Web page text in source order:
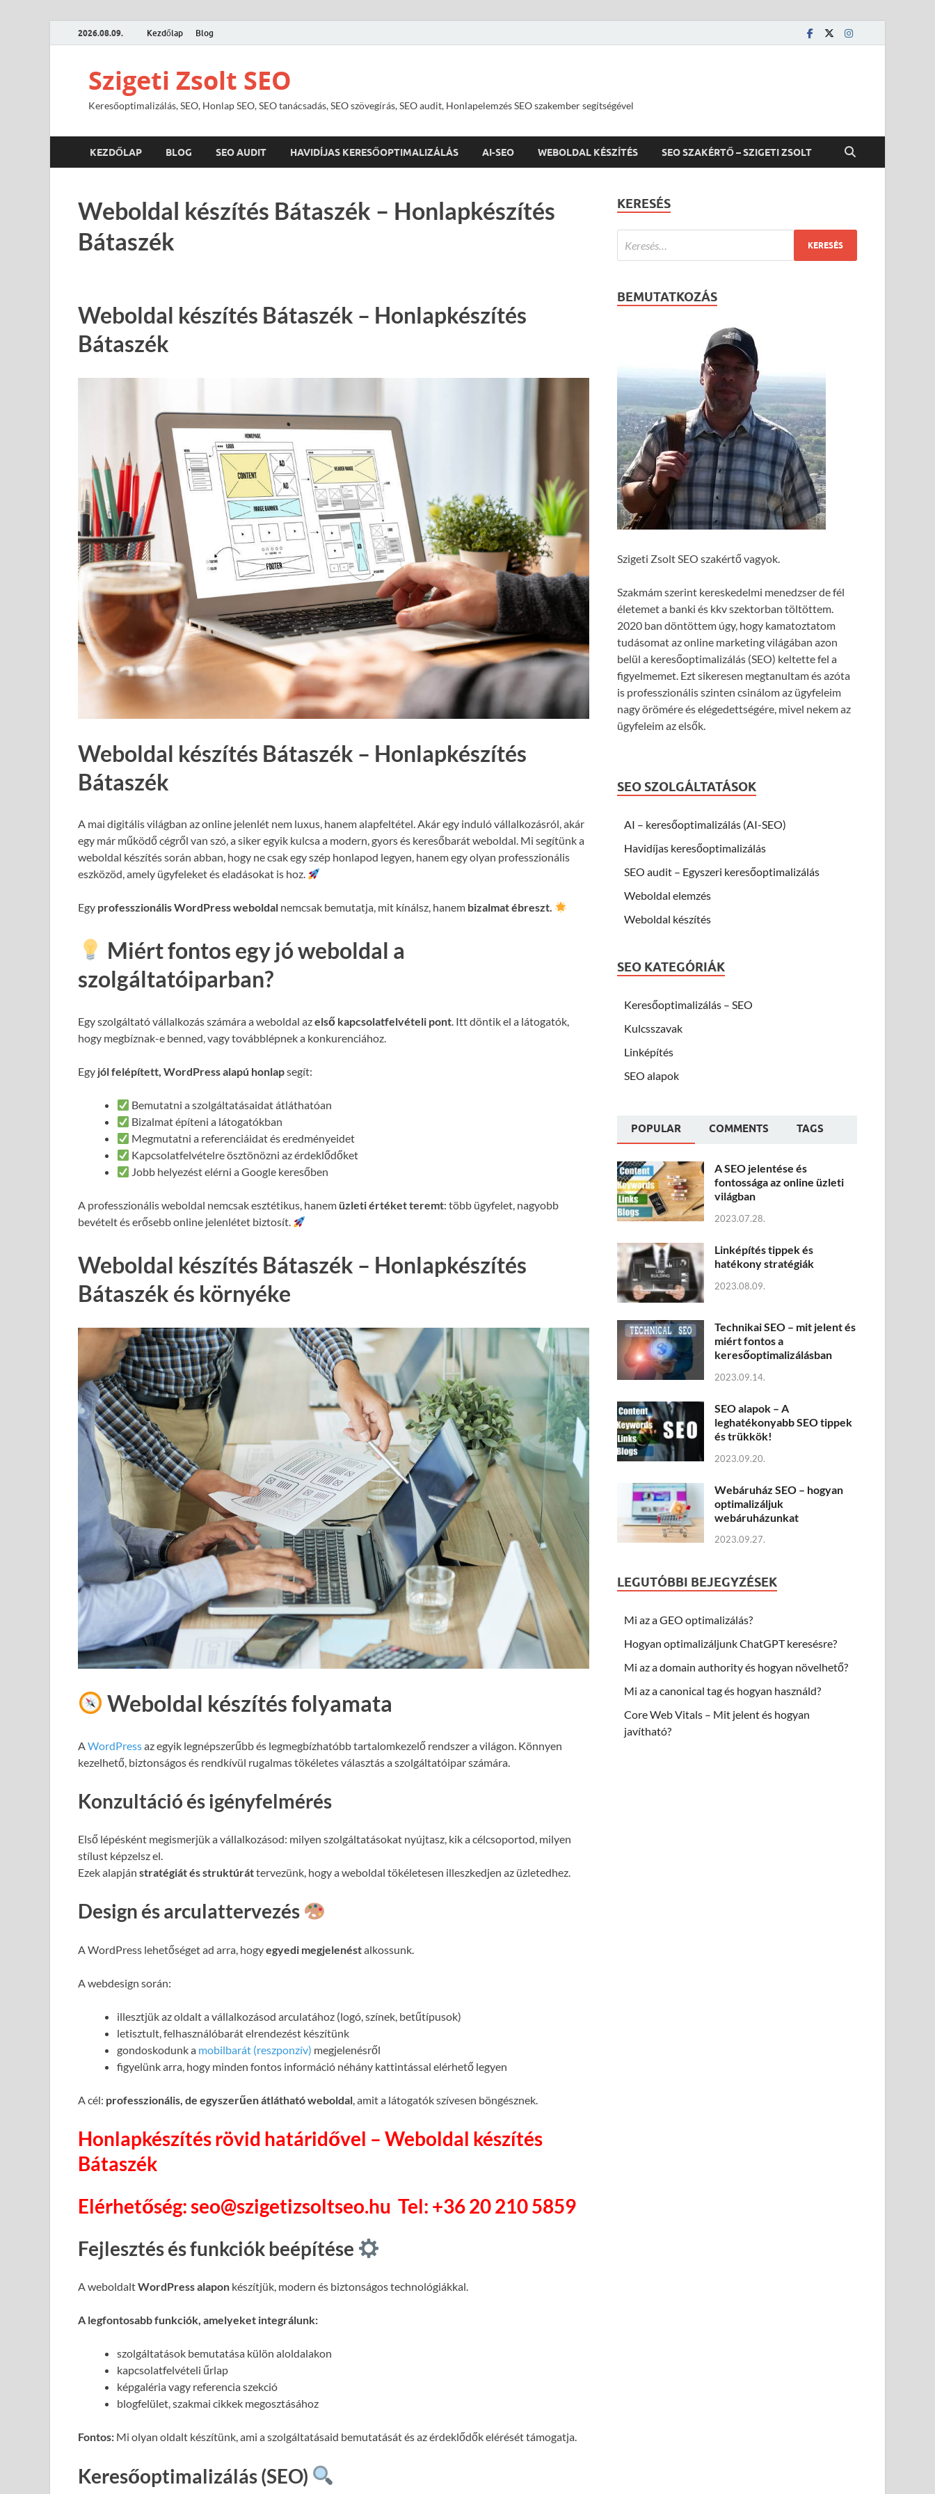
2026.08.09. Kezdőlap Blog
Szigeti Zsolt SEO
Keresőoptimalizálás, SEO, Honlap SEO, SEO tanácsadás, SEO szövegírás, SEO audit, Honlapelemzés SEO szakember segítségével
KEZDŐLAP BLOG SEO AUDIT HAVIDÍJAS KERESŐOPTIMALIZÁLÁS AI-SEO WEBOLDAL KÉSZÍTÉS SEO SZAKÉRTŐ – SZIGETI ZSOLT
Weboldal készítés Bátaszék – Honlapkészítés
Bátaszék
Weboldal készítés Bátaszék – Honlapkészítés
Bátaszék
Weboldal készítés Bátaszék – Honlapkészítés
Bátaszék
A mai digitális világban az online jelenlét nem luxus, hanem alapfeltétel. Akár egy induló vállalkozásról, akár
egy már működő cégről van szó, a siker egyik kulcsa a modern, gyors és keresőbarát weboldal. Mi segítünk a
weboldal készítés során abban, hogy ne csak egy szép honlapod legyen, hanem egy olyan professzionális
eszközöd, amely ügyfeleket és eladásokat is hoz.
Egy professzionális WordPress weboldal nemcsak bemutatja, mit kínálsz, hanem bizalmat ébreszt.
Miért fontos egy jó weboldal a
szolgáltatóiparban?
Egy szolgáltató vállalkozás számára a weboldal azelső kapcsolatfelvételi pont. Itt döntik el a látogatók,
hogy megbíznak-e benned, vagy továbblépnek a konkurenciához.
Egy jól felépített, WordPress alapú honlapsegít:
Bemutatni a szolgáltatásaidat átláthatóan
Bizalmat építeni a látogatókban
Megmutatni a referenciáidat és eredményeidet
Kapcsolatfelvételre ösztönözni az érdeklődőket
Jobb helyezést elérni a Google keresőben
A professzionális weboldal nemcsak esztétikus, hanem üzleti értéket teremt: több ügyfelet, nagyobb
bevételt és erősebb online jelenlétet biztosít.
Weboldal készítés Bátaszék – Honlapkészítés
Bátaszék és környéke
Weboldal készítés folyamata
AWordPressaz egyik legnépszerűbb és legmegbízhatóbb tartalomkezelő rendszer a világon. Könnyen
kezelhető, biztonságos és rendkívül rugalmas tökéletes választás a szolgáltatóipar számára.
Konzultáció és igényfelmérés
Első lépésként megismerjük a vállalkozásod: milyen szolgáltatásokat nyújtasz, kik a célcsoportod, milyen
stílust képzelsz el.
Ezek alapján stratégiát és struktúráttervezünk, hogy a weboldal tökéletesen illeszkedjen az üzletedhez.
Design és arculattervezés
A WordPress lehetőséget ad arra, hogyegyedi megjelenéstalkossunk.
A webdesign során:
illesztjük az oldalt a vállalkozásod arculatához (logó, színek, betűtípusok)
letisztult, felhasználóbarát elrendezést készítünk
gondoskodunk a mobilbarát (reszponzív) megjelenésről
figyelünk arra, hogy minden fontos információ néhány kattintással elérhető legyen
A cél: professzionális, de egyszerűen átlátható weboldal , amit a látogatók szívesen böngésznek.
Honlapkészítés rövid határidővel – Weboldal készítés
Bátaszék
Elérhetőség: seo@szigetizsoltseo.hu Tel: +36 20 210 5859
Fejlesztés és funkciók beépítése
A weboldaltWordPress alapon készítjük, modern és biztonságos technológiákkal.
A legfontosabb funkciók, amelyeket integrálunk:
szolgáltatások bemutatása külön aloldalakon
kapcsolatfelvételi űrlap
képgaléria vagy referencia szekció
blogfelület, szakmai cikkek megosztásához
Fontos: Mi olyan oldalt készítünk, ami a szolgáltatásaid bemutatását és az érdeklődők elérését támogatja.
Keresőoptimalizálás (SEO)
KERESÉS
BEMUTATKOZÁS
Szigeti Zsolt SEO szakértő vagyok.
Szakmám szerint kereskedelmi menedzser de fél
életemet a banki és kkv szektorban töltöttem.
2020 ban döntöttem úgy, hogy kamatoztatom
tudásomat az online marketing világában azon
belül a keresőoptimalizálás (SEO) keltette fel a
figyelmemet. Ezt sikeresen megtanultam és azóta
is professzionális szinten csinálom az ügyfeleim
nagy örömére és elégedettségére, mivel nekem az
ügyfeleim az elsők.
SEO SZOLGÁLTATÁSOK
AI – keresőoptimalizálás (AI-SEO)
Havidíjas keresőoptimalizálás
SEO audit – Egyszeri keresőoptimalizálás
Weboldal elemzés
Weboldal készítés
SEO KATEGÓRIÁK
Keresőoptimalizálás – SEO
Kulcsszavak
Linképítés
SEO alapok
POPULAR COMMENTS TAGS
A SEO jelentése és
fontossága az online üzleti
világban
2023.07.28.
Linképítés tippek és
hatékony stratégiák
2023.08.09.
Technikai SEO – mit jelent és
miért fontos a
keresőoptimalizálásban
2023.09.14.
SEO alapok – A
leghatékonyabb SEO tippek
és trükkök!
2023.09.20.
Webáruház SEO – hogyan
optimalizáljuk
webáruházunkat
2023.09.27.
LEGUTÓBBI BEJEGYZÉSEK
Mi az a GEO optimalizálás?
Hogyan optimalizáljunk ChatGPT keresésre?
Mi az a domain authority és hogyan növelhető?
Mi az a canonical tag és hogyan használd?
Core Web Vitals – Mit jelent és hogyan
javítható?